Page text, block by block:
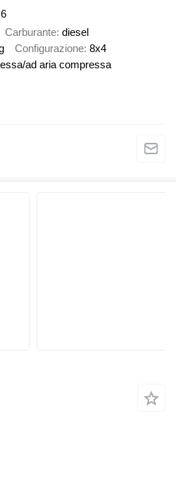
Carburante diesel
Configurazione 8x4
ad aria compressa